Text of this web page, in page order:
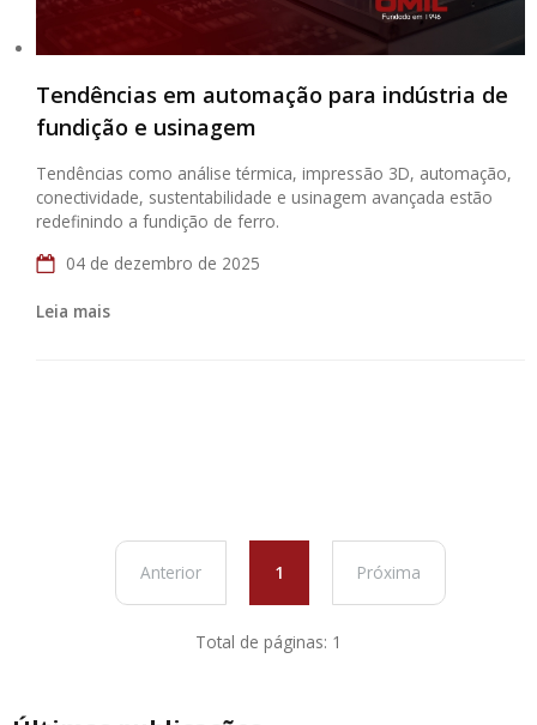
Tendências em automação para indústria de
fundição e usinagem
Tendências como análise térmica, impressão 3D, automação,
conectividade, sustentabilidade e usinagem avançada estão
redefinindo a fundição de ferro.
04 de dezembro de 2025
Leia mais
Anterior 1 Próxima
Total de páginas: 1